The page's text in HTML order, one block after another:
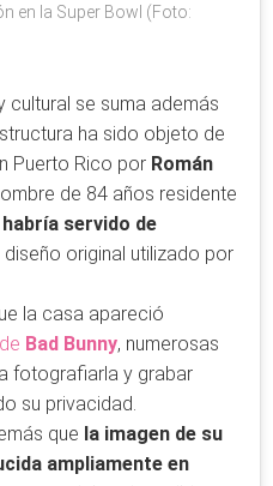
en la Super Bowl (Foto:
cultural se suma además
ha sido objeto de
Puerto Rico por Román
de 84 años residente
habría servido de
diseño original utilizado por
la casa apareció
Bad Bunny, numerosas
fotografiarla y grabar
su privacidad.
que la imagen de su
ampliamente en